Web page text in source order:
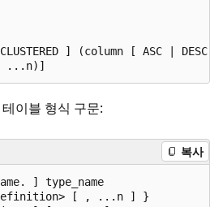
] (column [ ASC |
이블 형식 구문:
복사
] type_name
[ , ...n ] }